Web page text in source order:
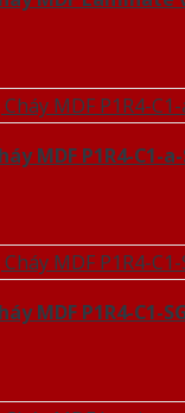
MDF P1R4-C1-a-
MDF P1R4-C1-